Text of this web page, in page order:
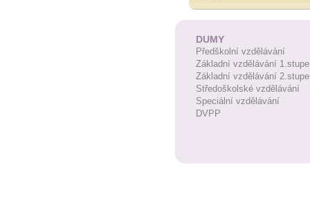
DUMY
Předškolní vzdělávání
Základní vzdělávání
Základní vzdělávání
Středoškolské vzdělávání
Speciální vzdělávání
DVPP